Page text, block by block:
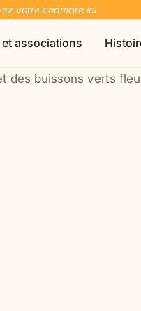
votre chambre ici
associations